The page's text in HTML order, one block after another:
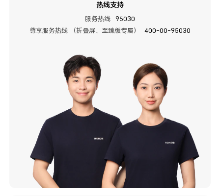
热线支持
服务热线
95030
尊享服务热线 （折叠屏、至臻版专属）
400-00-95030